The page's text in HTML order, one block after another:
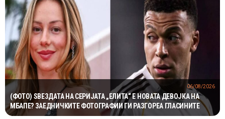
(ФОТО) ЅВЕЗДАТА НА СЕРИЈАТА „ЕЛИТА“ Е НОВАТА ДЕВОЈКА НА
МБАПЕ? ЗАЕДНИЧКИТЕ ФОТОГРАФИИ ГИ РАЗГОРЕА ГЛАСИНИТЕ
06/08/2026